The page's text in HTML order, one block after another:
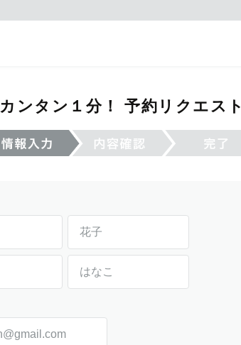
カンタン１分！ 予約リクエスト